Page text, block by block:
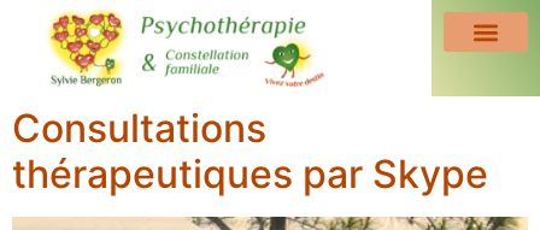
Consultations
thérapeutiques par Skype